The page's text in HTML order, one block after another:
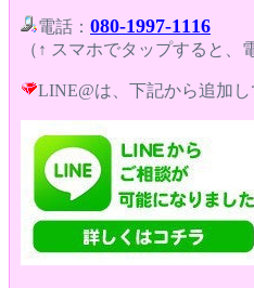
電話： 080-1997-1116
（↑ スマホでタップすると、
LINE@は、下記から追加